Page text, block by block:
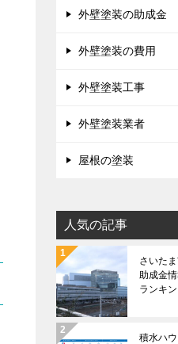
外壁塗装の助成金
外壁塗装の費用
外壁塗装工事
外壁塗装業者
屋根の塗装
人気の記事
さいた
助成金
ランキ
積水ハ